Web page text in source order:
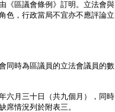
《區議會條例》訂明。立法會與
色，行政當局不宜亦不應評論立
同時為區議員的立法會議員的數
六月三十日（共九個月），同時
席情況列於附表三。